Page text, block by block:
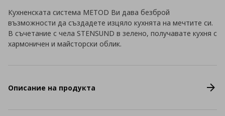
Кухненската система METOD Ви дава безброй
възможности да създадете изцяло кухнята на мечтите си.
В съчетание с чела STENSUND в зелено, получавате кухня с
хармоничен и майсторски облик.
Описание на продукта